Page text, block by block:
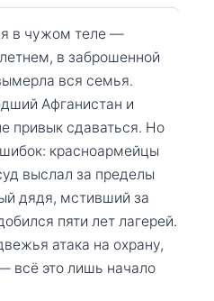
в чужом теле —
в заброшенной
вся семья.
Афганистан и
привык сдаваться. Но
красноармейцы
выслал за пределы
дядя, мстивший за
пяти лет лагерей.
атака на охрану,
всё это лишь начало